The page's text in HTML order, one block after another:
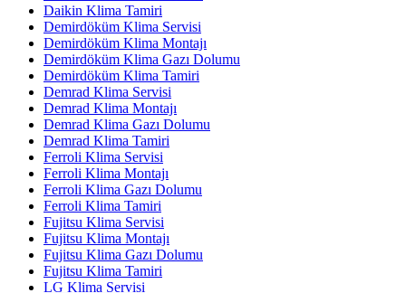
Daikin Klima Tamiri
Demirdöküm Klima Servisi
Demirdöküm Klima Montajı
Demirdöküm Klima Gazı Dolumu
Demirdöküm Klima Tamiri
Demrad Klima Servisi
Demrad Klima Montajı
Demrad Klima Gazı Dolumu
Demrad Klima Tamiri
Ferroli Klima Servisi
Ferroli Klima Montajı
Ferroli Klima Gazı Dolumu
Ferroli Klima Tamiri
Fujitsu Klima Servisi
Fujitsu Klima Montajı
Fujitsu Klima Gazı Dolumu
Fujitsu Klima Tamiri
LG Klima Servisi